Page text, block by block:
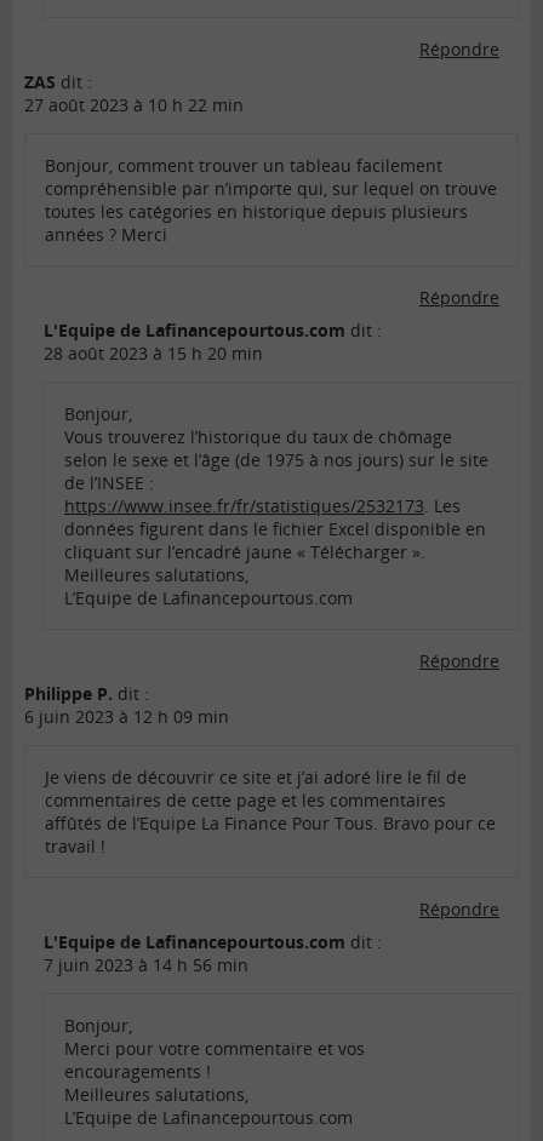
Répondre
ZAS dit :
27 août 2023 à 10 h 22 min
Bonjour, comment trouver un tableau facilement
compréhensible par n’importe qui, sur lequel on trouve
toutes les catégories en historique depuis plusieurs
années ? Merci
Répondre
L'Equipe de Lafinancepourtous.com dit :
28 août 2023 à 15 h 20 min
Bonjour,
Vous trouverez l’historique du taux de chômage
selon le sexe et l’âge (de 1975 à nos jours) sur le site
de l’INSEE :
https://www.insee.fr/fr/statistiques/2532173. Les
données figurent dans le fichier Excel disponible en
cliquant sur l’encadré jaune « Télécharger ».
Meilleures salutations,
L’Equipe de Lafinancepourtous.com
Répondre
Philippe P. dit :
6 juin 2023 à 12 h 09 min
Je viens de découvrir ce site et j’ai adoré lire le fil de
commentaires de cette page et les commentaires
affûtés de l’Equipe La Finance Pour Tous. Bravo pour ce
travail !
Répondre
L'Equipe de Lafinancepourtous.com dit :
7 juin 2023 à 14 h 56 min
Bonjour,
Merci pour votre commentaire et vos
encouragements !
Meilleures salutations,
L’Equipe de Lafinancepourtous.com